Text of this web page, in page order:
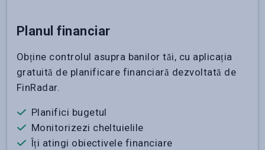
Planul financiar
Obține controlul asupra banilor tăi, cu aplicația
gratuită de planificare financiară dezvoltată de
FinRadar.
Planifici bugetul
Monitorizezi cheltuielile
Îți atingi obiectivele financiare